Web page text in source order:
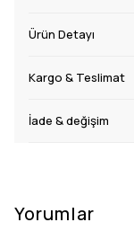
Ürün Detayı
Kargo & Teslimat
İade & değişim
Yorumlar